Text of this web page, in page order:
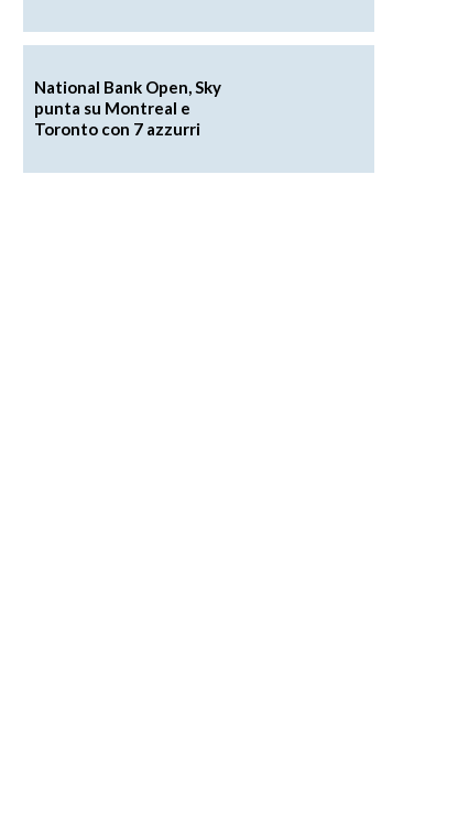
National Bank Open, Sky
punta su Montreal e
Toronto con 7 azzurri